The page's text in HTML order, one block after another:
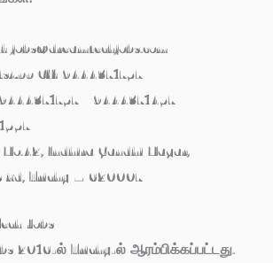
jobs@dreamtechjobs.com
CV: 9444371757
9444371757 | 9444371457 |
Indhira Gandhi Nagar,
Rd, Trichy – 620007
Jobs
2016-ல் Trichy-ல் ஆரம்பிக்கப்பட்டது.